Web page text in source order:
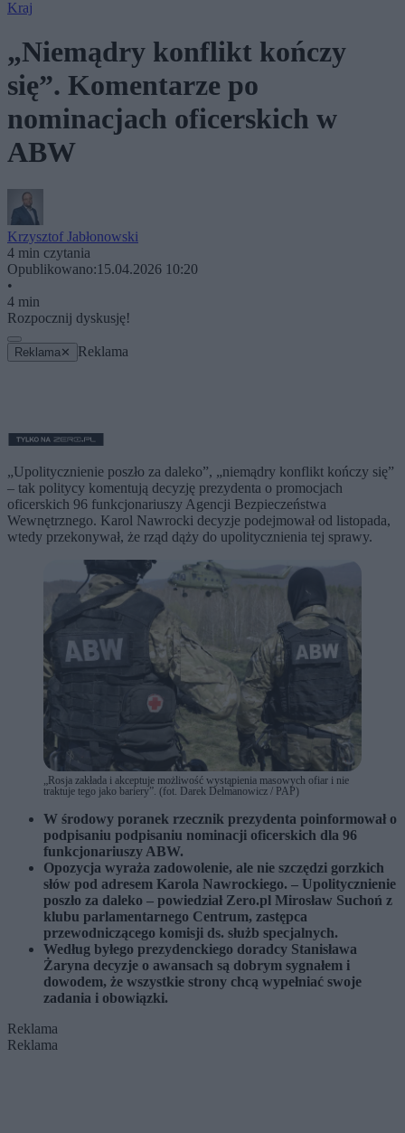
Kraj
„Niemądry konflikt kończy
się”. Komentarze po
nominacjach oficerskich w
ABW
Krzysztof Jabłonowski
4 min czytania
Opublikowano:15.04.2026 10:20
•
4 min
Rozpocznij dyskusję!
Reklama ✕ Reklama
„Upolitycznienie poszło za daleko”, „niemądry konflikt kończy się”
– tak politycy komentują decyzję prezydenta o promocjach
oficerskich 96 funkcjonariuszy Agencji Bezpieczeństwa
Wewnętrznego. Karol Nawrocki decyzje podejmował od listopada,
wtedy przekonywał, że rząd dąży do upolitycznienia tej sprawy.
„Rosja zakłada i akceptuje możliwość wystąpienia masowych ofiar i nie
traktuje tego jako bariery”. (fot. Darek Delmanowicz / PAP)
W środowy poranek rzecznik prezydenta poinformował o
podpisaniu podpisaniu nominacji oficerskich dla 96
funkcjonariuszy ABW.
Opozycja wyraża zadowolenie, ale nie szczędzi gorzkich
słów pod adresem Karola Nawrockiego. – Upolitycznienie
poszło za daleko – powiedział Zero.pl Mirosław Suchoń z
klubu parlamentarnego Centrum, zastępca
przewodniczącego komisji ds. służb specjalnych.
Według byłego prezydenckiego doradcy Stanisława
Żaryna decyzje o awansach są dobrym sygnałem i
dowodem, że wszystkie strony chcą wypełniać swoje
zadania i obowiązki.
Reklama
Reklama